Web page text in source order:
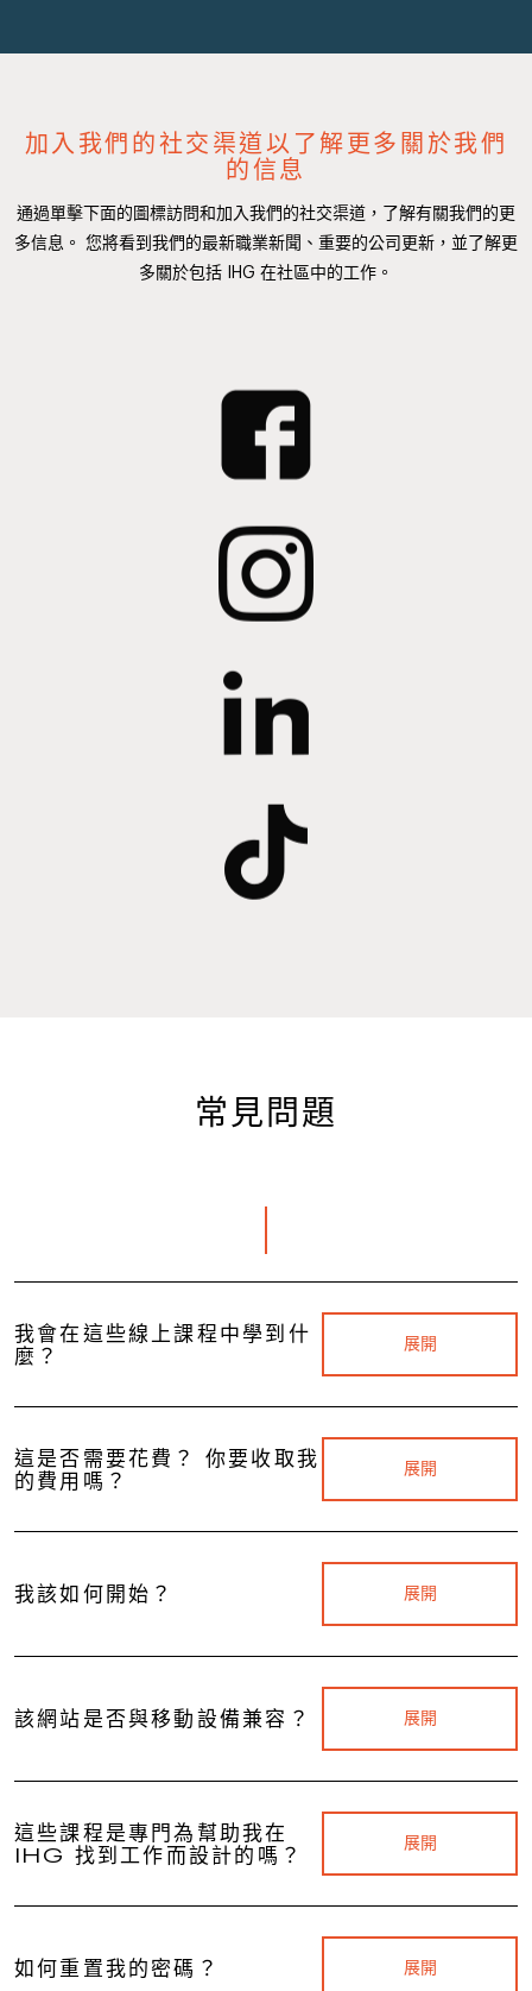
加入我們的社交渠道以了解更多關於我們
的信息
通過單擊下面的圖標訪問和加入我們的社交渠道，了解有關我們的更
多信息。 您將看到我們的最新職業新聞、重要的公司更新，並了解更
多關於包括 IHG 在社區中的工作。
常見問題
我會在這些線上課程中學到什
麼？
展開
這是否需要花費？ 你要收取我
的費用嗎？
展開
我該如何開始？ 展開
該網站是否與移動設備兼容？ 展開
這些課程是專門為幫助我在
IHG 找到工作而設計的嗎？
展開
如何重置我的密碼？ 展開